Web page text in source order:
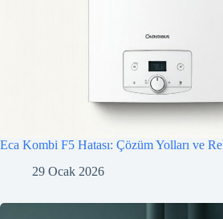
Eca Kombi F5 Hatası: Çözüm Yolları ve
29 Ocak 2026